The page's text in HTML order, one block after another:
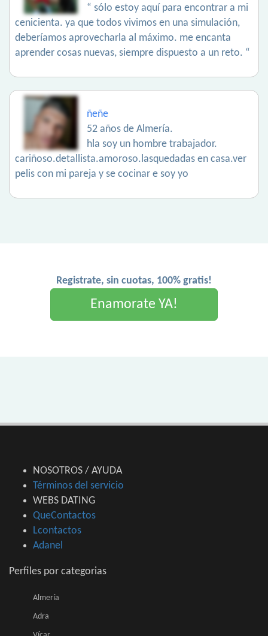
“ sólo estoy aquí para encontrar a mi
cenicienta. ya que todos vivimos en una simulación,
deberíamos aprovecharla al máximo. me encanta
aprender cosas nuevas, siempre dispuesto a un reto. “
ñeñe
52 años de Almería.
hla soy un hombre trabajador.
cariñoso.detallista.amoroso.lasquedadas en casa.ver
pelis con mi pareja y se cocinar e soy yo
Registrate, sin cuotas, 100% gratis!
Enamorate YA!
NOSOTROS / AYUDA
Términos del servicio
WEBS DATING
QueContactos
Lcontactos
Adanel
Perfiles por categorias
Almería
Adra